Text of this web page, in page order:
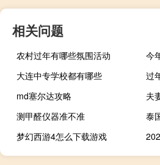
相关问题
农村过年有哪些氛围活动
今
大连中专学校都有哪些
过
md塞尔达攻略
夫
测甲醛仪器准不准
泰
梦幻西游4怎么下载游戏